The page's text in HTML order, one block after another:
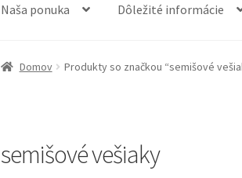
Naša ponuka Dôležité informácie
Domov Produkty so značkou “semišové
semišové vešiaky